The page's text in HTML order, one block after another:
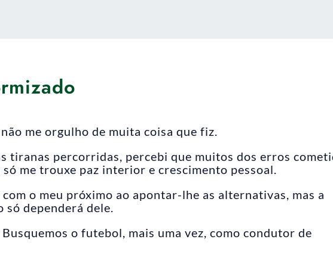
me orgulho de muita coisa que fiz.
tiranas percorridas, percebi que muitos dos erros
me trouxe paz interior e crescimento pessoal.
o meu próximo ao apontar-lhe as alternativas, mas a
só dependerá dele.
o futebol, mais uma vez, como condutor de